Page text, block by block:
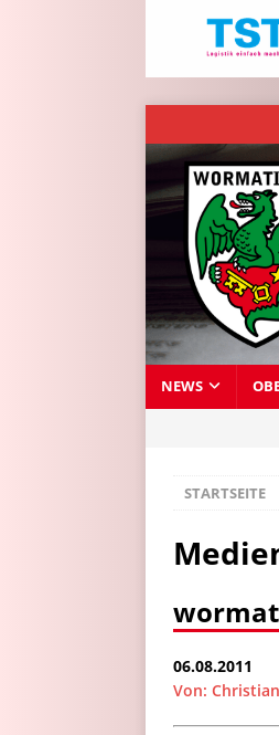
NEWS
STARTSEITE
06.08.2011
Von: